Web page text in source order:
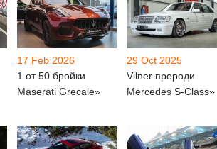
17 Feb 2026
1 от 50 бройки
Maserati Grecale»
29 Oct 2025
Vilner прероди
Mercedes S-Class»